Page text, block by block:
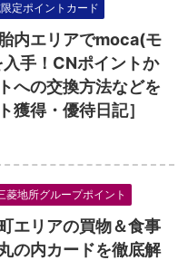
定ポイントカード
内エリアでmoca(モ
手！CNポイントか
への交換方法などを
獲得・優待日記］
菱地所グループポイント
エリアの買物＆食事
の内カードを徹底解